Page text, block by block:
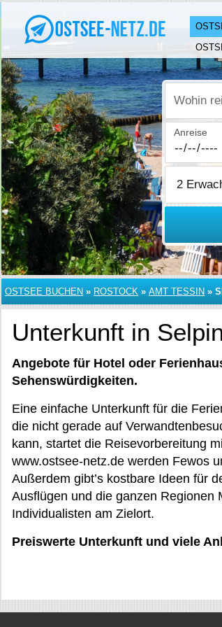
Wohin
Anreise
OSTSEE BUCHEN » ROSTOCK » AMT TESSIN »
Unterkunft in
Angebote für Hotel oder
Sehenswürdigkeiten.
Eine einfache Unterkunft für die
die nicht gerade auf
kann, startet die Reisevorbereitung
www.ostsee-netz.de werden Fewos
Außerdem gibt’s kostbare Ideen für
Ausflügen und die ganzen Regionen
Individualisten am Zielort.
Preiswerte Unterkunft und viele